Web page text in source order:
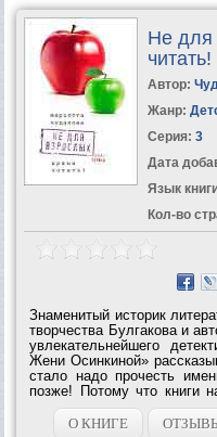
Не для
читать!
Автор:
Жанр:
Серия: 3
Дата
Язык
Кол-во
Знаменитый историк
творчества Булгакова и
увлекательнейшего
Жени Осинкиной»
стало надо прочесть
позже! Потому что книги
вас Мариэттой
опоздаете и...
О КНИГЕ